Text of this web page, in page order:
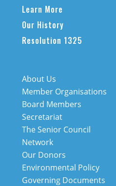
Learn More
Our History
Resolution 1325
About Us
Member Organisations
Board Members
Secretariat
The Senior Council
Network
Our Donors
Environmental Policy
Governing Documents